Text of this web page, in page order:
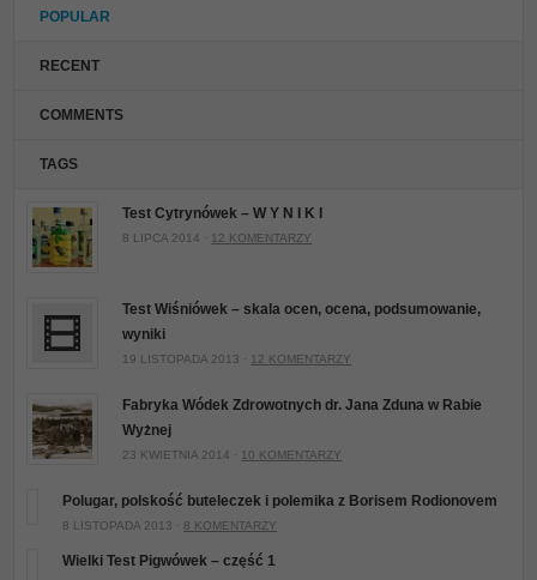
POPULAR
RECENT
COMMENTS
TAGS
Test Cytrynówek – W Y N I K I
8 LIPCA 2014 · 12 KOMENTARZY
Test Wiśniówek – skala ocen, ocena, podsumowanie,
wyniki
19 LISTOPADA 2013 · 12 KOMENTARZY
Fabryka Wódek Zdrowotnych dr. Jana Zduna w Rabie
Wyżnej
23 KWIETNIA 2014 · 10 KOMENTARZY
Polugar, polskość buteleczek i polemika z Borisem Rodionovem
8 LISTOPADA 2013 · 8 KOMENTARZY
Wielki Test Pigwówek – część 1